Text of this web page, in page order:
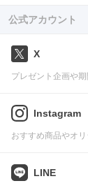
公式アカウント
X
プレゼント企画や
Instagram
おすすめ商品やオ
LINE